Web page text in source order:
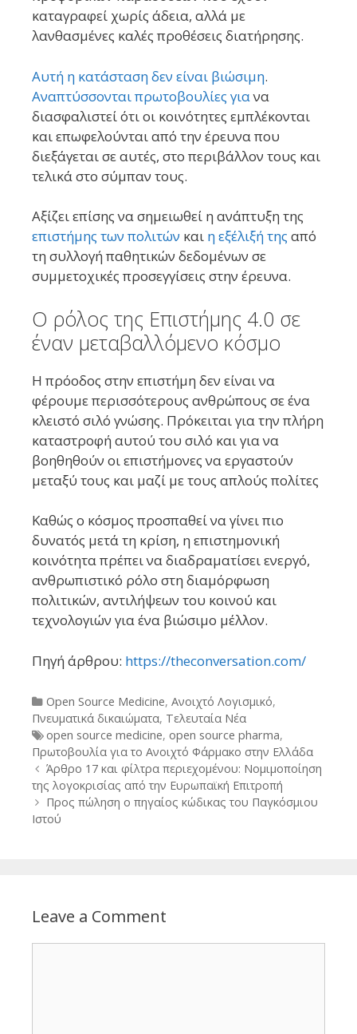
καταγραφεί χωρίς άδεια, αλλά με
λανθασμένες καλές προθέσεις διατήρησης.
Αυτή η κατάσταση δεν είναι βιώσιμη.
Αναπτύσσονται πρωτοβουλίες γιανα
διασφαλιστεί ότι οι κοινότητες εμπλέκονται
και επωφελούνται από την έρευνα που
διεξάγεται σε αυτές, στο περιβάλλον τους και
τελικά στο σύμπαν τους.
Αξίζει επίσης να σημειωθεί η ανάπτυξη της
επιστήμης των πολιτών και η εξέλιξή της από
τη συλλογή παθητικών δεδομένων σε
συμμετοχικές προσεγγίσεις στην έρευνα.
Ο ρόλος της Επιστήμης 4.0 σε
έναν μεταβαλλόμενο κόσμο
Η πρόοδος στην επιστήμη δεν είναι να
φέρουμε περισσότερους ανθρώπους σε ένα
κλειστό σιλό γνώσης. Πρόκειται για την πλήρη
καταστροφή αυτού του σιλό και για να
βοηθηθούν οι επιστήμονες να εργαστούν
μεταξύ τους και μαζί με τους απλούς πολίτες
Καθώς ο κόσμος προσπαθεί να γίνει πιο
δυνατός μετά τη κρίση, η επιστημονική
κοινότητα πρέπει να διαδραματίσει ενεργό,
ανθρωπιστικό ρόλο στη διαμόρφωση
πολιτικών, αντιλήψεων του κοινού και
τεχνολογιών για ένα βιώσιμο μέλλον.
Πηγή άρθρου: https://theconversation.com/
Categories
Open Source Medicine, Ανοιχτό Λογισμικό,
Πνευματικά δικαιώματα, Τελευταία Νέα
Tags
open source medicine, open source pharma,
Πρωτοβουλία για το Ανοιχτό Φάρμακο στην Ελλάδα
Post
navigation
Άρθρο 17 και φίλτρα περιεχομένου: Νομιμοποίηση
της λογοκρισίας από την Ευρωπαϊκή Επιτροπή
Προς πώληση ο πηγαίος κώδικας του Παγκόσμιου
Ιστού
Leave a Comment